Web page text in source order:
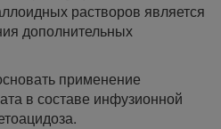
растворов является
дополнительных
применение
в составе инфузионной